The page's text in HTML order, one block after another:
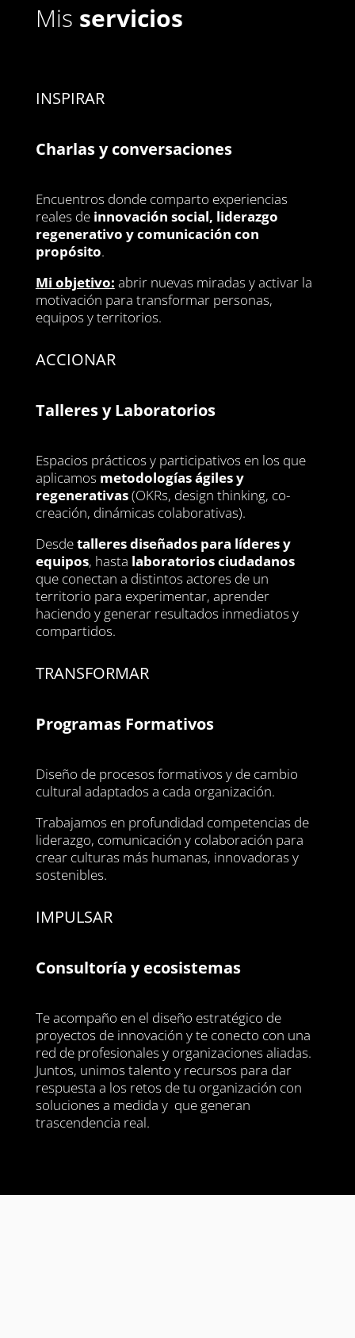
Mis servicios
INSPIRAR
Charlas y conversaciones
Encuentros donde comparto experiencias
reales de innovación social, liderazgo
regenerativo y comunicación con
propósito.
Mi objetivo: abrir nuevas miradas y activar la
motivación para transformar personas,
equipos y territorios.
ACCIONAR
Talleres y Laboratorios
Espacios prácticos y participativos en los que
aplicamos metodologías ágiles y
regenerativas(OKRs, design thinking, co-
creación, dinámicas colaborativas).
Desdetalleres diseñados para líderes y
equipos, hasta laboratorios ciudadanos
que conectan a distintos actores de un
territorio para experimentar, aprender
haciendo y generar resultados inmediatos y
compartidos.
TRANSFORMAR
Programas Formativos
Diseño de procesos formativos y de cambio
cultural adaptados a cada organización.
Trabajamos en profundidad competencias de
liderazgo, comunicación y colaboración para
crear culturas más humanas, innovadoras y
sostenibles.
IMPULSAR
Consultoría y ecosistemas
Te acompaño en el diseño estratégico de
proyectos de innovación y te conecto con una
red de profesionales y organizaciones aliadas.
Juntos, unimos talento y recursos para dar
respuesta a los retos de tu organización con
soluciones a medida y que generan
trascendencia real.